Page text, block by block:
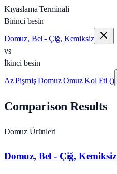
Kıyaslama Terminali
Birinci besin
Domuz, Bel - Çiğ, Kemiksiz
vs
İkinci besin
Az Pişmiş Domuz Omuz Kol Eti ()
Comparison Results
Domuz Ürünleri
Domuz, Bel - Çiğ, Kemiksiz